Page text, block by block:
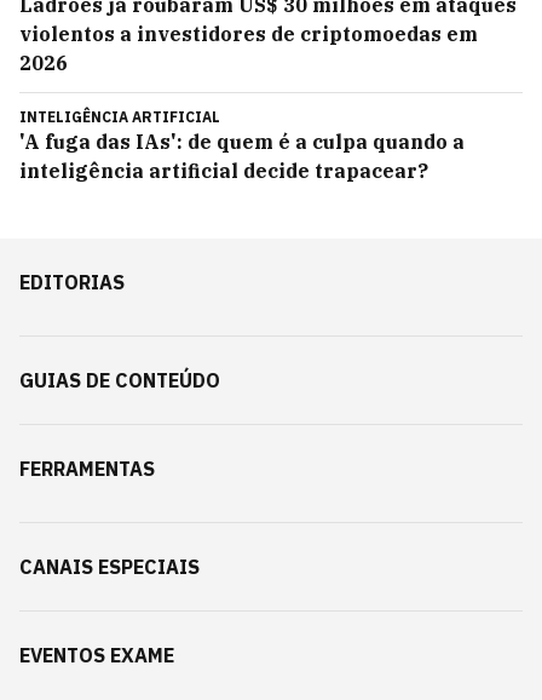
Ladrões já roubaram US$ 30 milhões em ataques
violentos a investidores de criptomoedas em
2026
INTELIGÊNCIA ARTIFICIAL
'A fuga das IAs': de quem é a culpa quando a
inteligência artificial decide trapacear?
EDITORIAS
GUIAS DE CONTEÚDO
FERRAMENTAS
CANAIS ESPECIAIS
EVENTOS EXAME